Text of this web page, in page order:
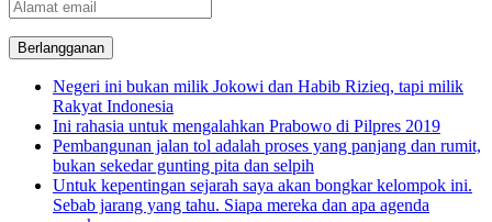
Alamat
email
Negeri ini bukan milik Jokowi dan Habib Rizieq, tapi milik
Rakyat Indonesia
Ini rahasia untuk mengalahkan Prabowo di Pilpres 2019
Pembangunan jalan tol adalah proses yang panjang dan rumit,
bukan sekedar gunting pita dan selpih
Untuk kepentingan sejarah saya akan bongkar kelompok ini.
Sebab jarang yang tahu. Siapa mereka dan apa agenda